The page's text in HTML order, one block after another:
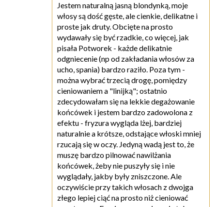
Jestem naturalną jasną blondynką, moje
włosy są dość gęste, ale cienkie, delikatne i
proste jak druty. Obcięte na prosto
wydawały się być rzadkie, co więcej, jak
pisała Potworek - każde delikatnie
odgniecenie (np od zakładania włosów za
ucho, spania) bardzo raziło. Poza tym -
można wybrać trzecią drogę, pomiędzy
cieniowaniem a "linijką"; ostatnio
zdecydowałam się na lekkie degażowanie
końcówek i jestem bardzo zadowolona z
efektu - fryzura wygląda lżej, bardziej
naturalnie a krótsze, odstające włoski mniej
rzucają się w oczy. Jedyną wadą jest to, że
muszę bardzo pilnować nawilżania
końcówek, żeby nie puszyły się i nie
wyglądały, jakby były zniszczone. Ale
oczywiście przy takich włosach z dwojga
złego lepiej ciąć na prosto niż cieniować